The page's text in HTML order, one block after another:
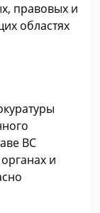
правовых и
областях
ВС
и